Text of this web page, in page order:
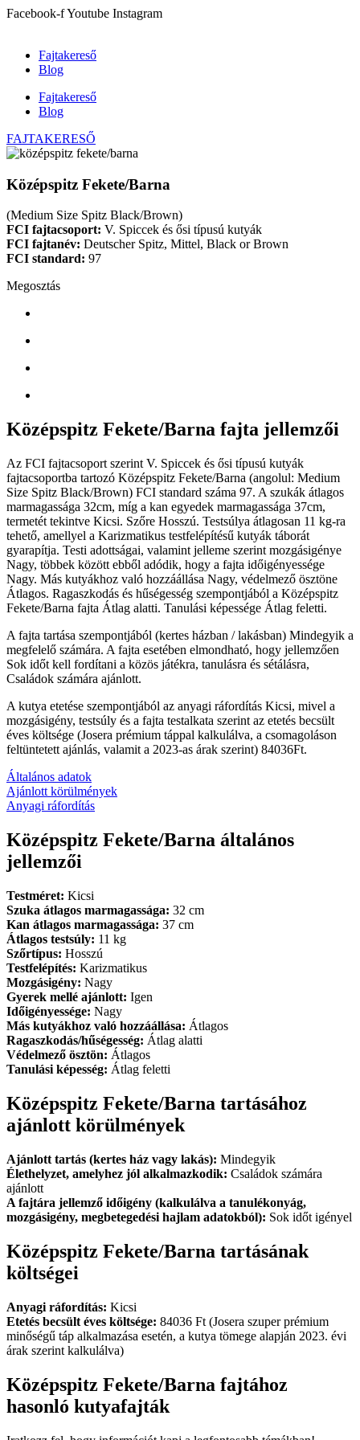
Ugrás
Facebook-fYoutube Instagram
Fajtakereső
Blog
Fajtakereső
Blog
FAJTAKERESŐ
Középspitz Fekete/Barna
(Medium Size Spitz Black/Brown)
FCI fajtacsoport: V. Spiccek és ősi típusú kutyák
FCI fajtanév: Deutscher Spitz, Mittel, Black or Brown
FCI standard: 97
Megosztás
Középspitz Fekete/Barna fajta jellemzői
Az FCI fajtacsoport szerint V. Spiccek és ősi típusú kutyák
fajtacsoportba tartozó Középspitz Fekete/Barna (angolul: Medium
Size Spitz Black/Brown) FCI standard száma 97. A szukák átlagos
marmagassága 32cm, míg a kan egyedek marmagassága 37cm,
termetét tekintve Kicsi. Szőre Hosszú. Testsúlya átlagosan 11 kg-ra
tehető, amellyel a Karizmatikus testfelépítésű kutyák táborát
gyarapítja. Testi adottságai, valamint jelleme szerint mozgásigénye
Nagy, többek között ebből adódik, hogy a fajta időigényessége
Nagy. Más kutyákhoz való hozzáállása Nagy, védelmező ösztöne
Átlagos. Ragaszkodás és hűségesség szempontjából a Középspitz
Fekete/Barna fajta Átlag alatti. Tanulási képessége Átlag feletti.
A fajta tartása szempontjából (kertes házban / lakásban) Mindegyik a
megfelelő számára. A fajta esetében elmondható, hogy jellemzően
Sok időt kell fordítani a közös játékra, tanulásra és sétálásra,
Családok számára ajánlott.
A kutya etetése szempontjából az anyagi ráfordítás Kicsi, mivel a
mozgásigény, testsúly és a fajta testalkata szerint az etetés becsült
éves költsége (Josera prémium táppal kalkulálva, a csomagoláson
feltüntetett ajánlás, valamit a 2023-as árak szerint) 84036Ft.
Általános adatok
Ajánlott körülmények
Anyagi ráfordítás
Középspitz Fekete/Barna általános
jellemzői
Testméret: Kicsi
Szuka átlagos marmagassága: 32 cm
Kan átlagos marmagassága: 37 cm
Átlagos testsúly: 11 kg
Szőrtípus: Hosszú
Testfelépítés: Karizmatikus
Mozgásigény: Nagy
Gyerek mellé ajánlott: Igen
Időigényessége: Nagy
Más kutyákhoz való hozzáállása: Átlagos
Ragaszkodás/hűségesség: Átlag alatti
Védelmező ösztön: Átlagos
Tanulási képesség: Átlag feletti
Középspitz Fekete/Barna tartásához
ajánlott körülmények
Ajánlott tartás (kertes ház vagy lakás): Mindegyik
Élethelyzet, amelyhez jól alkalmazkodik: Családok számára
ajánlott
A fajtára jellemző időigény (kalkulálva a tanulékonyág,
mozgásigény, megbetegedési hajlam adatokból): Sok időt igényel
Középspitz Fekete/Barna tartásának
költségei
Anyagi ráfordítás: Kicsi
Etetés becsült éves költsége: 84036 Ft (Josera szuper prémium
minőségű táp alkalmazása esetén, a kutya tömege alapján 2023. évi
árak szerint kalkulálva)
Középspitz Fekete/Barna fajtához
hasonló kutyafajták